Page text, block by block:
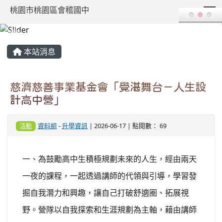
桃園市桃園區會稽國中
本站消息
慈濟慈善事業基金會「覺湛舞台－人生設
計高中營」
活動 資料組 -升學資訊| 2026-06-17 | 點閱數： 69
一、為鼓勵高中生積極規劃未來的人生，經由兩天
一夜的課程，一起透過講師的代領與引導，學習發
掘自我潛力和興趣，讓自己打破舒適圈、拓展視
野。營隊以自我探索和生涯規劃為主軸，藉由講師